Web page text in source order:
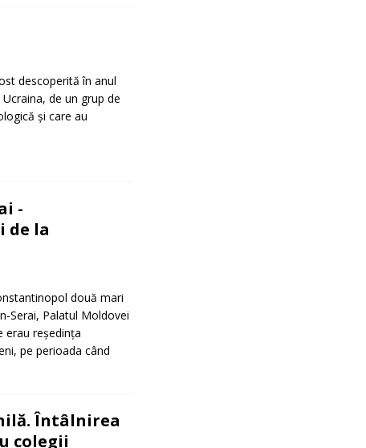
descoperită în anul
de un grup de
și care au
-
de la
două mari
Serai, Palatul Moldovei
erau reședința
pe perioada când
Întâlnirea
colegii